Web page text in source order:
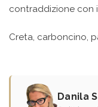
contraddizione con
Creta, carboncino,
Danila